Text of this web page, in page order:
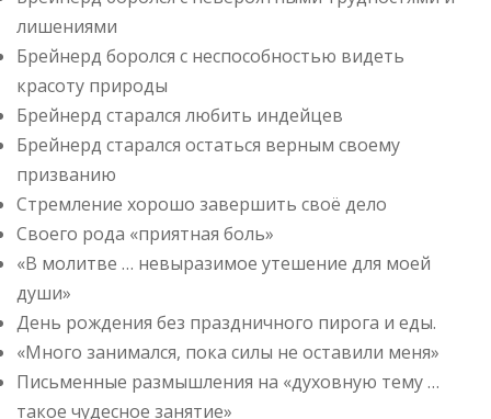
лишениями
Брейнерд боролся с неспособностью видеть
красоту природы
Брейнерд старался любить индейцев
Брейнерд старался остаться верным своему
призванию
Стремление хорошо завершить своё дело
Своего рода «приятная боль»
«В молитве … невыразимое утешение для моей
души»
День рождения без праздничного пирога и еды.
«Много занимался, пока силы не оставили меня»
Письменные размышления на «духовную тему …
такое чудесное занятие»